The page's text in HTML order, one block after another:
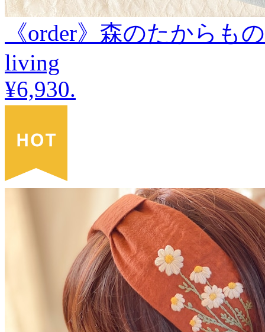
《order》森のたからも
living
¥6,930.